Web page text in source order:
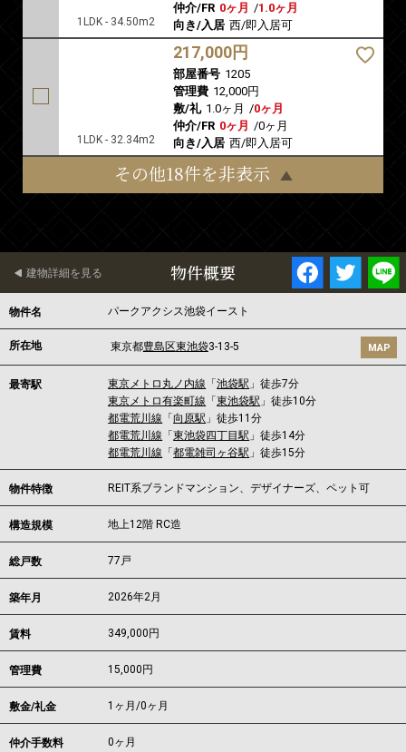
1LDK - 34.50m2
仲介/FR 0ヶ月 /1.0ヶ月
向き/入居 西/即入居可
1LDK - 32.34m2
217,000円
部屋番号 1205
管理費 12,000円
敷/礼 1.0ヶ月 /0ヶ月
仲介/FR 0ヶ月 /0ヶ月
向き/入居 西/即入居可
その他18件を非表示
物件概要
建物詳細を見る
物件名 パークアクシス池袋イースト
所在地 東京都豊島区東池袋3-13-5 MAP
最寄駅 東京メトロ丸ノ内線 「池袋駅 」徒歩7分
東京メトロ有楽町線 「東池袋駅 」徒歩10分
都電荒川線 「向原駅 」徒歩11分
都電荒川線 「東池袋四丁目駅 」徒歩14分
都電荒川線 「都電雑司ヶ谷駅 」徒歩15分
物件特徴 REIT系ブランドマンション、デザイナーズ、ペット可
構造規模 地上12階 RC造
総戸数 77戸
築年月 2026年2月
賃料 349,000 円
管理費 15,000円
敷金/礼金 1ヶ月/0ヶ月
仲介手数料 0ヶ月